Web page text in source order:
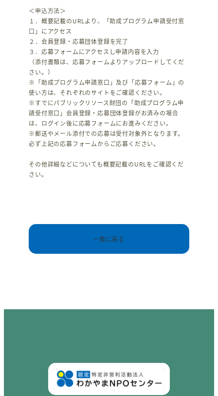
＜申込方法＞
１．概要記載のURLより、「助成プログラム申請受付窓
口」にアクセス
２．会員登録・応募団体登録を完了
３．応募フォームにアクセスし申請内容を入力
（添付書類は、応募フォームよりアップロードしてくだ
さい。）
※「助成プログラム申請窓口」及び「応募フォーム」の
使い方は、それぞれのサイトをご確認ください。
※すでにパブリックリソース財団の「助成プログラム申
請受付窓口」会員登録・応募団体登録がお済みの場合
は、ログイン後に応募フォームにお進みください。
※郵送やメール添付での応募は受付対象外となります。
必ず上記の応募フォームからご応募ください。
その他詳細などについても概要記載のURLをご確認くだ
さい。
一覧に戻る